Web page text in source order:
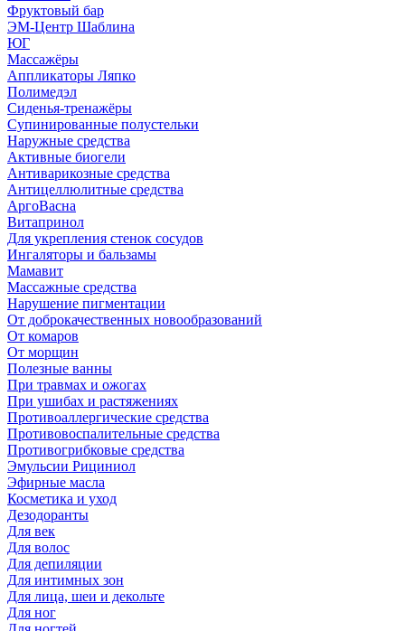
Фруктовый бар
ЭМ-Центр Шаблина
ЮГ
Массажёры
Аппликаторы Ляпко
Полимедэл
Сиденья-тренажёры
Супинированные полустельки
Наружные средства
Активные биогели
Антиварикозные средства
Антицеллюлитные средства
АргоВасна
Витапринол
Для укрепления стенок сосудов
Ингаляторы и бальзамы
Мамавит
Массажные средства
Нарушение пигментации
От доброкачественных новообразований
От комаров
От морщин
Полезные ванны
При травмах и ожогах
При ушибах и растяжениях
Противоаллергические средства
Противовоспалительные средства
Противогрибковые средства
Эмульсии Рициниол
Эфирные масла
Косметика и уход
Дезодоранты
Для век
Для волос
Для депиляции
Для интимных зон
Для лица, шеи и декольте
Для ног